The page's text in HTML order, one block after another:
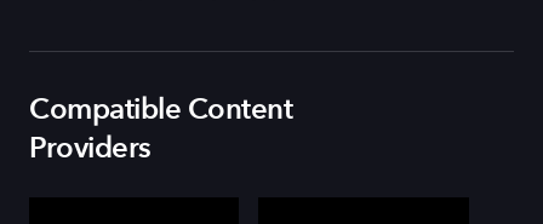
Compatible Content
Providers